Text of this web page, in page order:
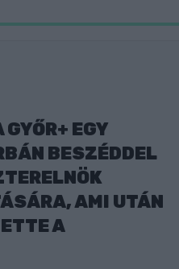
EGY
BESZÉDDEL
AMI UTÁN
A